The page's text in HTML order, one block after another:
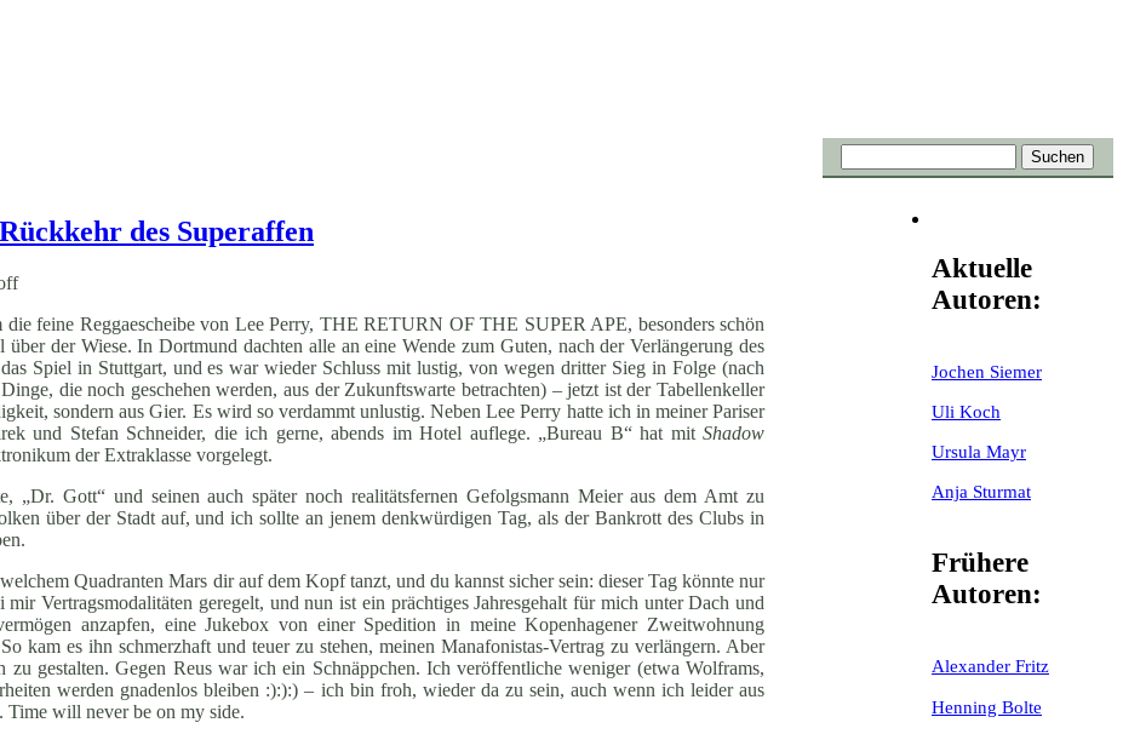
Aktuelle
Autoren:
Jochen Siemer
Uli Koch
Ursula Mayr
Anja Sturmat
Frühere
Autoren:
Alexander Fritz
Henning Bolte
des Superaffen
feine Reggaescheibe von Lee Perry, THE RETURN OF THE SUPER APE, besonders schön
der Wiese. In Dortmund dachten alle an eine Wende zum Guten, nach der Verlängerung des
Spiel in Stuttgart, und es war wieder Schluss mit lustig, von wegen dritter Sieg in Folge (nach
die noch geschehen werden, aus der Zukunftswarte betrachten) – jetzt ist der Tabellenkeller
sondern aus Gier. Es wird so verdammt unlustig. Neben Lee Perry hatte ich in meiner Pariser
und Stefan Schneider, die ich gerne, abends im Hotel auflege. „Bureau B“ hat mit Shadow
der Extraklasse vorgelegt.
„Dr. Gott“ und seinen auch später noch realitätsfernen Gefolgsmann Meier aus dem Amt zu
über der Stadt auf, und ich sollte an jenem denkwürdigen Tag, als der Bankrott des Clubs in
Quadranten Mars dir auf dem Kopf tanzt, und du kannst sicher sein: dieser Tag könnte nur
Vertragsmodalitäten geregelt, und nun ist ein prächtiges Jahresgehalt für mich unter Dach und
anzapfen, eine Jukebox von einer Spedition in meine Kopenhagener Zweitwohnung
kam es ihn schmerzhaft und teuer zu stehen, meinen Manafonistas-Vertrag zu verlängern. Aber
gestalten. Gegen Reus war ich ein Schnäppchen. Ich veröffentliche weniger (etwa Wolframs,
werden gnadenlos bleiben :):):) – ich bin froh, wieder da zu sein, auch wenn ich leider aus
Time will never be on my side.